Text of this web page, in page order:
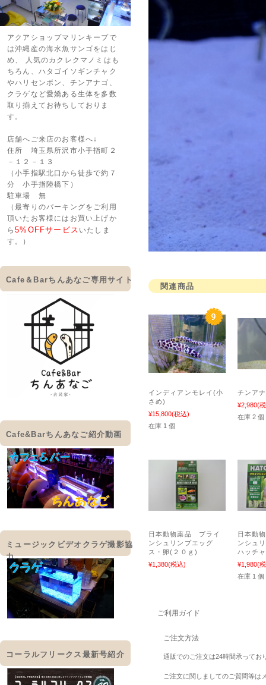
関連商品
インディアンモレイ(小
さめ)
¥15,800(税込)
在庫 1 個
チンア
¥2,980(
在庫 2 個
日本動物薬品 ブライ
ンシュリンプエッグ
ス・卵(２０ｇ)
¥1,380(税込)
日本動
ンシュ
ハッチ
¥1,980(
在庫 1 個
ご利用ガイド
ご注文方法
通販でのご注文は24時間承ってお
ご注文に関しましてのご質問等は
アクアショップマリンキープで
は沖縄産の海水魚サンゴをはじ
め、 人気のカクレクマノミはも
ちろん、ハタゴイソギンチャク
やハリセンボン、チンアナゴ、
クラゲなど愛嬌ある生体を多数
取り揃えてお待ちしておりま
す。
店舗へご来店のお客様へ↓
住所 埼玉県所沢市小手指町２
－１２－１３
（小手指駅北口から徒歩で約７
分 小手指陸橋下）
駐車場 無
（最寄りのパーキングをご利用
頂いたお客様にはお買い上げか
ら5%OFFサービス いたしま
す。）
Cafe＆Barちんあなご専用サイト
Cafe&Barちんあなご紹介動画
ミュージックビデオクラゲ撮影協
力
コーラルフリークス最新号紹介